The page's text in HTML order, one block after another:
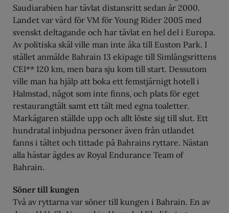
Saudiarabien har tävlat distansritt sedan år 2000.
Landet var värd för VM för Young Rider 2005 med
svenskt deltagande och har tävlat en hel del i Europa.
Av politiska skäl ville man inte åka till Euston Park. I
stället anmälde Bahrain 13 ekipage till Simlångsrittens
CEI** 120 km, men bara sju kom till start. Dessutom
ville man ha hjälp att boka ett femstjärnigt hotell i
Halmstad, något som inte finns, och plats för eget
restaurangtält samt ett tält med egna toaletter.
Markägaren ställde upp och allt löste sig till slut. Ett
hundratal inbjudna personer även från utlandet
fanns i tältet och tittade på Bahrains ryttare. Nästan
alla hästar ägdes av Royal Endurance Team of
Bahrain.
Söner till kungen
Två av ryttarna var söner till kungen i Bahrain. En av